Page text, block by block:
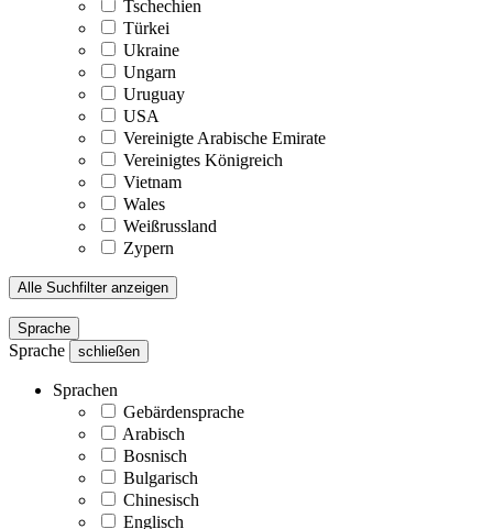
Tschechien
Türkei
Ukraine
Ungarn
Uruguay
USA
Vereinigte Arabische Emirate
Vereinigtes Königreich
Vietnam
Wales
Weißrussland
Zypern
Alle Suchfilter anzeigen
Sprache
Sprache schließen
Sprachen
Gebärdensprache
Arabisch
Bosnisch
Bulgarisch
Chinesisch
Englisch